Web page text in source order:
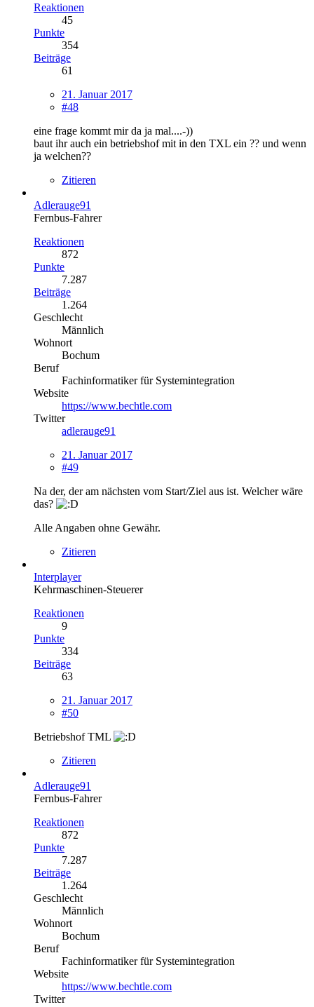
Reaktionen
45
Punkte
354
Beiträge
61
21. Januar 2017
#48
eine frage kommt mir da ja mal....-))
baut ihr auch ein betriebshof mit in den TXL ein ?? und wenn
ja welchen??
Zitieren
Adlerauge91
Fernbus-Fahrer
Reaktionen
872
Punkte
7.287
Beiträge
1.264
Geschlecht
Männlich
Wohnort
Bochum
Beruf
Fachinformatiker für Systemintegration
Website
https://www.bechtle.com
Twitter
adlerauge91
21. Januar 2017
#49
Na der, der am nächsten vom Start/Ziel aus ist. Welcher wäre
das?
Alle Angaben ohne Gewähr.
Zitieren
Interplayer
Kehrmaschinen-Steuerer
Reaktionen
9
Punkte
334
Beiträge
63
21. Januar 2017
#50
Betriebshof TML
Zitieren
Adlerauge91
Fernbus-Fahrer
Reaktionen
872
Punkte
7.287
Beiträge
1.264
Geschlecht
Männlich
Wohnort
Bochum
Beruf
Fachinformatiker für Systemintegration
Website
https://www.bechtle.com
Twitter